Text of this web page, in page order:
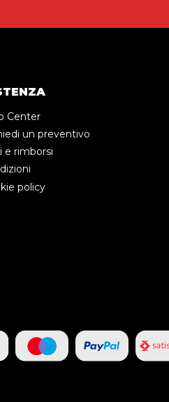
Center
un preventivo
e rimborsi
policy